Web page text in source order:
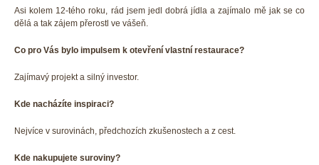
Asi kolem 12-tého roku, rád jsem jedl dobrá jídla a zajímalo mě jak se co
dělá a tak zájem přerostl ve vášeň.
Co pro Vás bylo impulsem k otevření vlastní restaurace?
Zajímavý projekt a silný investor.
Kde nacházíte inspiraci?
Nejvíce v surovinách, předchozích zkušenostech a z cest.
Kde nakupujete suroviny?